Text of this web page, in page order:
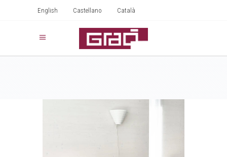
English Castellano Català